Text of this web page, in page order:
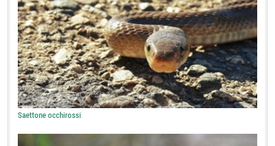
Saettone occhirossi